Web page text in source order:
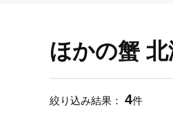
ほかの蟹
絞り込み結果： 4件